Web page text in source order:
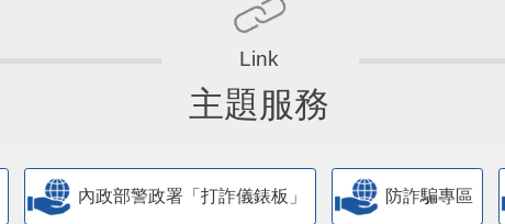
主題服務
內政部警政署「打詐儀錶板」 防詐騙專區